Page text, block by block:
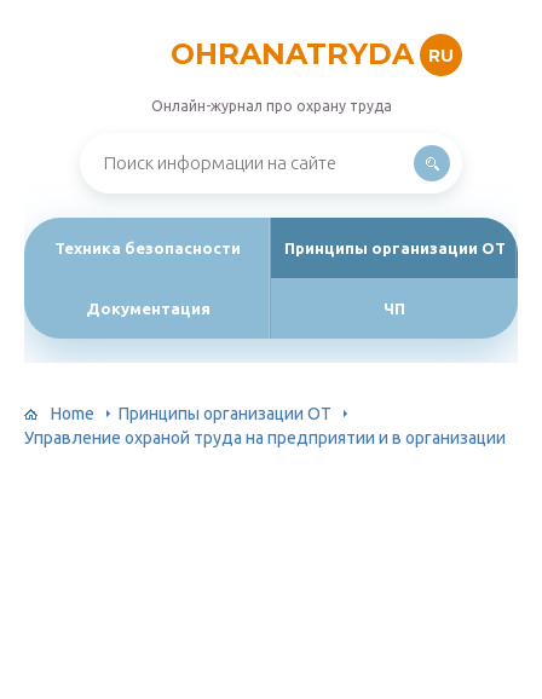
OHRANATRYDA RU
Онлайн-журнал про охрану труда
Техника безопасности Принципы организации ОТ
Документация ЧП
Home
Принципы организации ОТ
Управление охраной труда на предприятии и в организации